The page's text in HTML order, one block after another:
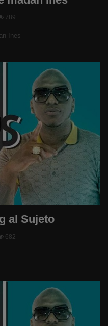
789
Ines
al Sujeto
682